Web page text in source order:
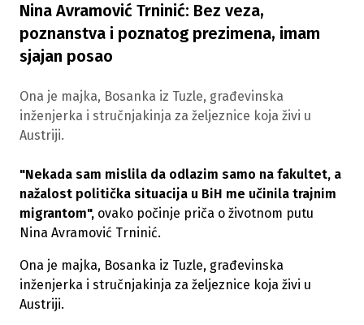
Nina Avramović Trninić: Bez veza,
poznanstva i poznatog prezimena, imam
sjajan posao
Ona je majka, Bosanka iz Tuzle, građevinska
inženjerka i stručnjakinja za željeznice koja živi u
Austriji.
"Nekada sam mislila da odlazim samo na fakultet, a
nažalost politička situacija u BiH me učinila trajnim
migrantom", ovako počinje priča o životnom putu
Nina Avramović Trninić.
Ona je majka, Bosanka iz Tuzle, građevinska
inženjerka i stručnjakinja za željeznice koja živi u
Austriji.